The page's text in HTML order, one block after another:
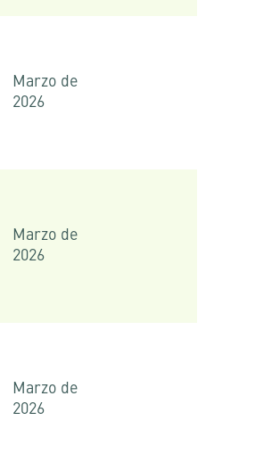
Marzo de
2026
Marzo de
2026
Marzo de
2026